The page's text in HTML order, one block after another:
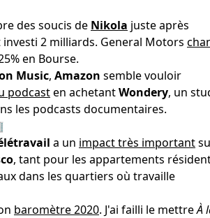
des soucis de Nikola juste après
investi 2 milliards. General Motors
en Bourse.
Music, Amazon semble vouloir
podcasten achetantWondery, un
les podcasts documentaires.
a un impact très important
, tant pour les appartements
dans les quartiers où travaille
baromètre 2020. J'ai failli le mettreÀ